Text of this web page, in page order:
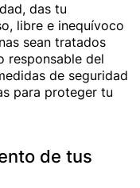
das tu
libre e inequívoco
sean tratados
responsable del
de seguridad
para proteger tu
de tus